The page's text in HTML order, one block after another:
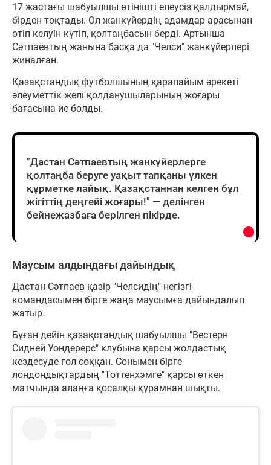
17 жастағы шабуылшы өтінішті елеусіз қалдырмай,
бірден тоқтады. Ол жанкүйердің адамдар арасынан
өтіп келуін күтіп, қолтаңбасын берді. Артынша
Сәтпаевтың жанына басқа да "Челси" жанкүйерлері
жиналған.
Қазақстандық футболшының қарапайым әрекеті
әлеуметтік желі қолданушыларының жоғары
бағасына ие болды.
"Дастан Сәтпаевтың жанкүйерлерге
қолтаңба беруге уақыт тапқаны үлкен
құрметке лайық. Қазақстаннан келген бұл
жігіттің деңгейі жоғары!" — делінген
бейнежазбаға берілген пікірде.
Маусым алдындағы дайындық
Дастан Сәтпаев қазір "Челсидің" негізгі
командасымен бірге жаңа маусымға дайындалып
жатыр.
Бұған дейін қазақстандық шабуылшы "Вестерн
Сидней Уондерерс" клубына қарсы жолдастық
кездесуде гол соққан. Сонымен бірге
лондондықтардың "Тоттенхэмге" қарсы өткен
матчында алаңға қосалқы құрамнан шықты.